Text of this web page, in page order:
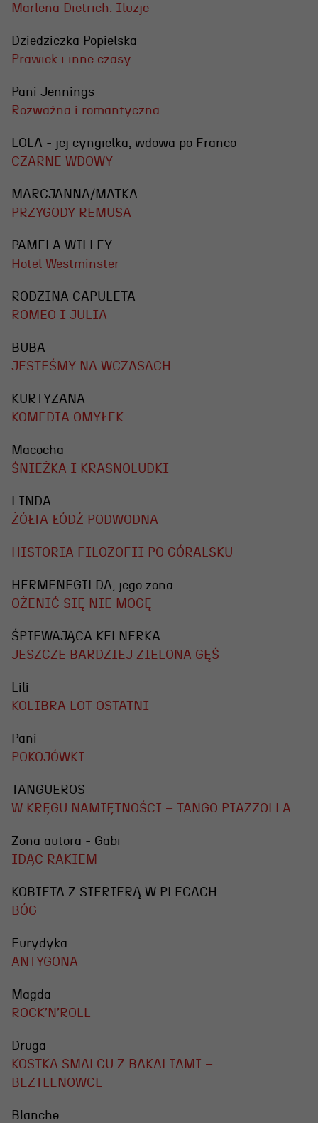
Marlena Dietrich. Iluzje
Dziedziczka Popielska
Prawiek i inne czasy
Pani Jennings
Rozważna i romantyczna
LOLA - jej cyngielka, wdowa po Franco
CZARNE WDOWY
MARCJANNA/MATKA
PRZYGODY REMUSA
PAMELA WILLEY
Hotel Westminster
RODZINA CAPULETA
ROMEO I JULIA
BUBA
JESTEŚMY NA WCZASACH …
KURTYZANA
KOMEDIA OMYŁEK
Macocha
ŚNIEŻKA I KRASNOLUDKI
LINDA
ŻÓŁTA ŁÓDŹ PODWODNA
HISTORIA FILOZOFII PO GÓRALSKU
HERMENEGILDA, jego żona
OŻENIĆ SIĘ NIE MOGĘ
ŚPIEWAJĄCA KELNERKA
JESZCZE BARDZIEJ ZIELONA GĘŚ
Lili
KOLIBRA LOT OSTATNI
Pani
POKOJÓWKI
TANGUEROS
W KRĘGU NAMIĘTNOŚCI – TANGO PIAZZOLLA
Żona autora - Gabi
IDĄC RAKIEM
KOBIETA Z SIERIERĄ W PLECACH
BÓG
Eurydyka
ANTYGONA
Magda
ROCK’N’ROLL
Druga
KOSTKA SMALCU Z BAKALIAMI –
BEZTLENOWCE
Blanche